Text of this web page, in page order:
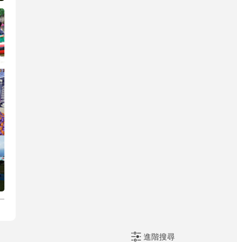
進階搜尋